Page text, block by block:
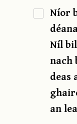
Níor
Níl
nach
deas
an